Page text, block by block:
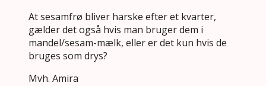
At sesamfrø bliver harske efter et kvarter,
gælder det også hvis man bruger dem i
mandel/sesam-mælk, eller er det kun hvis de
bruges som drys?
Mvh. Amira